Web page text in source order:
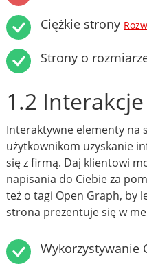
Ciężkie strony
Strony o
1.2 Interakcje
Interaktywne elementy na
użytkownikom uzyskanie
się z firmą. Daj klientowi
napisania do Ciebie za
też o tagi Open Graph, by
strona prezentuje się w
Wykorzystywanie